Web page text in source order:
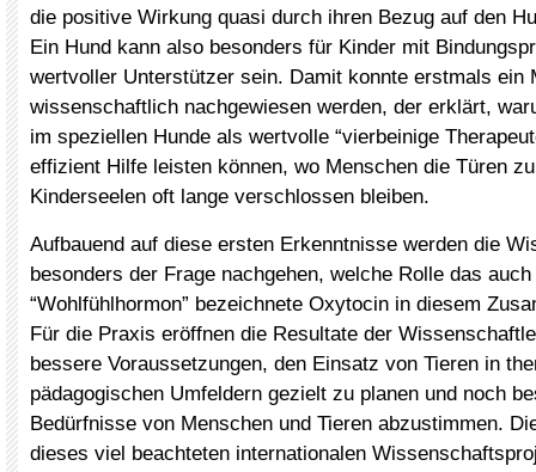
die positive Wirkung quasi durch ihren Bezug auf den
Ein Hund kann also besonders für Kinder mit
wertvoller Unterstützer sein. Damit konnte erstmals ein
wissenschaftlich nachgewiesen werden, der erklärt,
im speziellen Hunde als wertvolle “vierbeinige
effizient Hilfe leisten können, wo Menschen die Türen
Kinderseelen oft lange verschlossen bleiben.
Aufbauend auf diese ersten Erkenntnisse werden die
besonders der Frage nachgehen, welche Rolle das
“Wohlfühlhormon” bezeichnete Oxytocin in diesem
Für die Praxis eröffnen die Resultate der
bessere Voraussetzungen, den Einsatz von Tieren in
pädagogischen Umfeldern gezielt zu planen und noch
Bedürfnisse von Menschen und Tieren abzustimmen.
dieses viel beachteten internationalen